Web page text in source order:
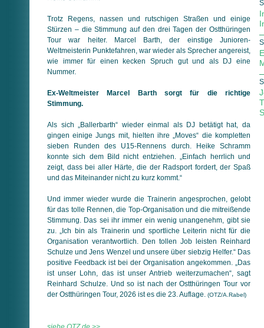
Trotz Regens, nassen und rutschigen Straßen und einige
Stürzen – die Stimmung auf den drei Tagen der Ostthüringen
Tour war heiter. Marcel Barth, der einstige Junioren-
Weltmeisterin Punktefahren, war wieder als Sprecher angereist,
wie immer für einen kecken Spruch gut und als DJ eine
Nummer.
Ex-Weltmeister Marcel Barth sorgt für die richtige
Stimmung.
Als sich „Ballerbarth“ wieder einmal als DJ betätigt hat, da
gingen einige Jungs mit, hielten ihre „Moves“ die kompletten
sieben Runden des U15-Rennens durch. Heike Schramm
konnte sich dem Bild nicht entziehen. „Einfach herrlich und
zeigt, dass bei aller Härte, die der Radsport fordert, der Spaß
und das Miteinander nicht zu kurz kommt.“
Und immer wieder wurde die Trainerin angesprochen, gelobt
für das tolle Rennen, die Top-Organisation und die mitreißende
Stimmung. Das sei ihr immer ein wenig unangenehm, gibt sie
zu. „Ich bin als Trainerin und sportliche Leiterin nicht für die
Organisation verantwortlich. Den tollen Job leisten Reinhard
Schulze und Jens Wenzel und unsere über siebzig Helfer.“ Das
positive Feedback ist bei der Organisation angekommen. „Das
ist unser Lohn, das ist unser Antrieb weiterzumachen“, sagt
Reinhard Schulze. Und so ist nach der Ostthüringen Tour vor
der Ostthüringen Tour, 2026 ist es die 23. Auflage. (OTZ/A.Rabel)